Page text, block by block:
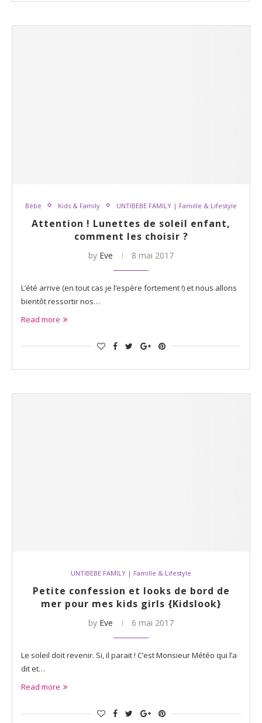
Bébé Kids & Family UNTIBEBE FAMILY | Famille & Lifestyle
Attention ! Lunettes de soleil enfant,
comment les choisir ?
by Eve 8 mai 2017
L’été arrive (en tout cas je l’espère fortement !) et nous allons
bientôt ressortir nos…
Read more
UNTIBEBE FAMILY | Famille & Lifestyle
Petite confession et looks de bord de
mer pour mes kids girls {Kidslook}
by Eve 6 mai 2017
Le soleil doit revenir. Si, il parait ! C’est Monsieur Météo qui l’a
dit et…
Read more